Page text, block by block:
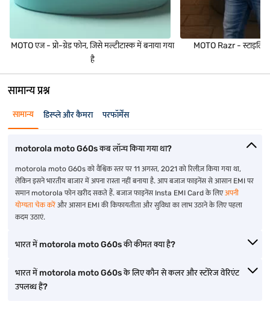
MOTO एज - प्रो-ग्रेड फोन, जिसे मल्टीटास्क में बनाया गया
है
MOTO Razr -
सामान्य प्रश्न
सामान्य डिस्प्ले और कैमरा परफॉर्मेंस
motorola moto G60s कब लॉन्च किया गया था?
motorola moto G60s को वैश्विक स्तर पर 11 अगस्त, 2021 को रिलीज़ किया गया था,
लेकिन इसने भारतीय बाजार में अपना रास्ता नहीं बनाया है. आप बजाज फाइनेंस से आसान EMI पर
समान motorola फोन खरीद सकते हैं. बजाज फाइनेंस Insta EMI Card के लिएअपनी
योग्यता चेक करें और आसान EMI की किफायतीता और सुविधा का लाभ उठाने के लिए पहला
कदम उठाएं.
भारत में motorola moto G60s की कीमत क्या है?
भारत में motorola moto G60s के लिए कौन से कलर और स्टोरेज वेरिएंट
उपलब्ध हैं?